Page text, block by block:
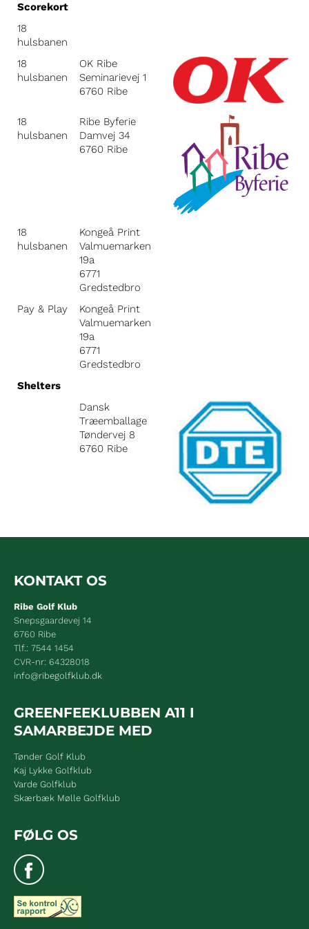
Scorekort
18
hulsbanen
18
hulsbanen
OK Ribe
Seminarievej 1
6760 Ribe
18
hulsbanen
Ribe Byferie
Damvej 34
6760 Ribe
18
hulsbanen
Kongeå Print
Valmuemarken
19a
6771
Gredstedbro
Pay & Play
Kongeå Print
Valmuemarken
19a
6771
Gredstedbro
Shelters
Dansk
Træemballage
Tøndervej 8
6760 Ribe
KONTAKT OS
Ribe Golf Klub
Snepsgaardevej 14
6760 Ribe
Tlf.: 7544 1454
CVR-nr: 64328018
info@ribegolfklub.dk
GREENFEEKLUBBEN A11 I
SAMARBEJDE MED
Tønder Golf Klub
Kaj Lykke Golfklub
Varde Golfklub
Skærbæk Mølle Golfklub
FØLG OS